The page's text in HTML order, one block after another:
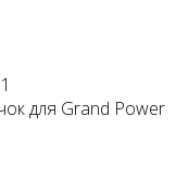
для Grand Power